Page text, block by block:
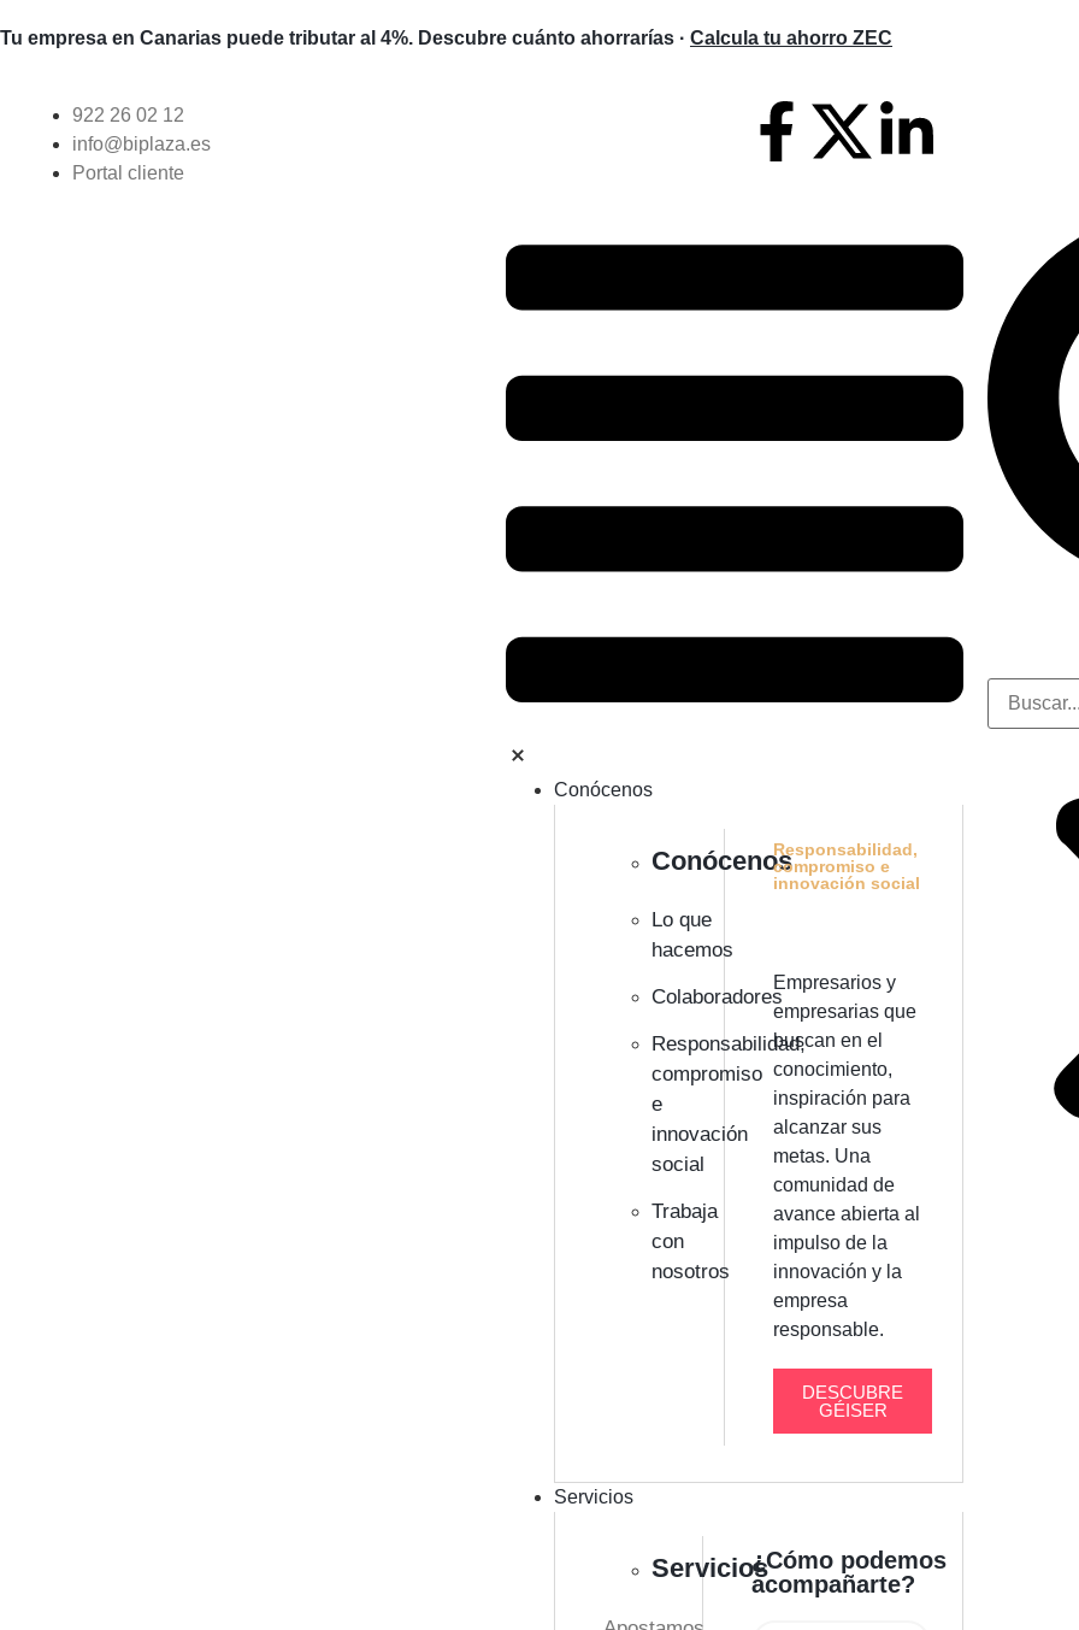
Tu empresa en Canarias puede tributar al 4%. Descubre cuánto ahorrarías · Calcula tu ahorro ZEC
922 26 02 12
info@biplaza.es
Portal cliente
Conócenos
Conócenos
Lo que
hacemos
Colaboradores
Responsabilidad,
compromiso
e
innovación
social
Trabaja
con
nosotros
Responsabilidad,
compromiso e
innovación social
Empresarios y
empresarias que
buscan en el
conocimiento,
inspiración para
alcanzar sus
metas. Una
comunidad de
avance abierta al
impulso de la
innovación y la
empresa
responsable.
DESCUBRE
GÉISER
Servicios
Servicios¿Cómo podemos
acompañarte?